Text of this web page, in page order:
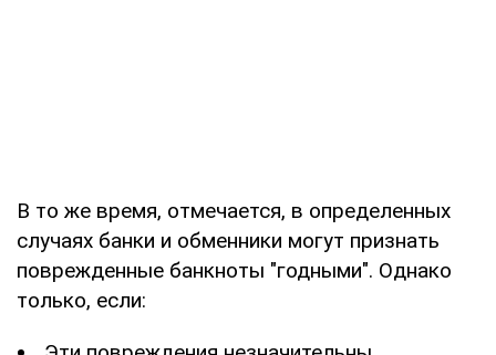
В то же время, отмечается, в определенных
случаях банки и обменники могут признать
поврежденные банкноты "годными". Однако
только, если: